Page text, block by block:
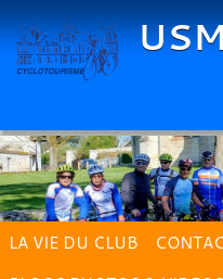
LA VIE DU CLUB
Panneau de gestion des